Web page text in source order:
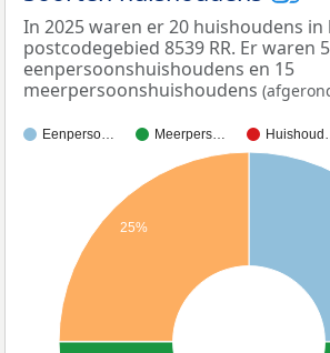
In 2025 waren er 20 huishoudens in
postcodegebied 8539 RR. Er waren 5
eenpersoonshuishoudens en 15
meerpersoonshuishoudens
Eenperso… Meerpers… Huishoud…
25%